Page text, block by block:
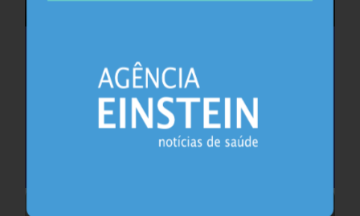
Cafeína pode ajudar na memória após
privação do sono, sugere estudo